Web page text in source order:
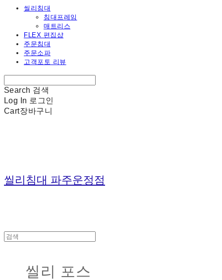
씰리침대
침대프레임
매트리스
FLEX 편집샵
주문침대
주문소파
고객포토 리뷰
Search 검색
Log In 로그인
Cart장바구니
씰리침대 파주운정점
씰리 포스